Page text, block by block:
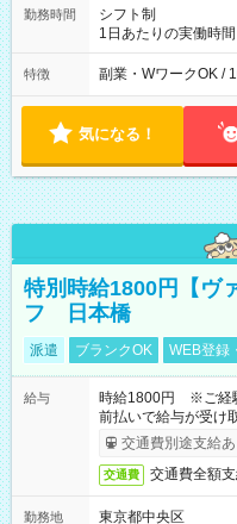
[3]土曜日収：11400
4200円 【試用期間】試用期間あり 試用期間の長さ：3ヶ月 ※ 雇
態：本採用時と同じ
無
勤務時間
シフト制
1日あたりの実働時
22時 (実7h/休1h）
※[B]OJT終了後要相談 ◎下記選択制 （1）曜日固定 週3～・
選択可 ▶ご確認 祝日/GW/年末年始等も シフト通りの出勤が必要
です
特徴 副業・WワークOK /
気になる！
特別時給1800円【ヴ
フ 日本橋
派遣 ブランクOK WEB登録
給与
時給1800円 ※ご経
前払いで給与が受け
交通費別途支給あ
交通費 交通費全額支
勤務地
東京都中央区